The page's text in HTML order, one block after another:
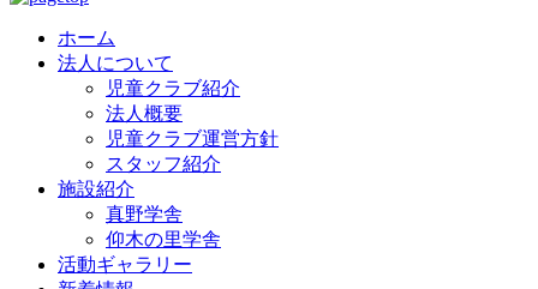
ホーム
法人について
児童クラブ紹介
法人概要
児童クラブ運営方針
スタッフ紹介
施設紹介
真野学舎
仰木の里学舎
活動ギャラリー